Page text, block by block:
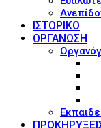
ΙΣΤΟΡΙΚΟ
ΟΡΓΑΝΩΣΗ